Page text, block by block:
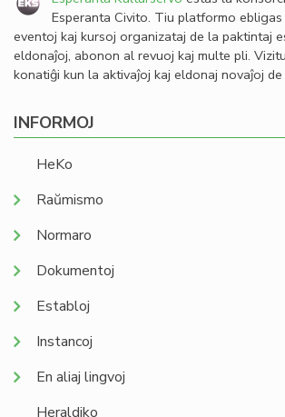
Esperanta Civito. Tiu platformo
eventoj kaj kursoj organizataj de la paktintaj
eldonaĵoj, abonon al revuoj kaj multe pli.
konatiĝi kun la aktivaĵoj kaj eldonaj novaĵoj
INFORMOJ
HeKo
Raŭmismo
Normaro
Dokumentoj
Establoj
Instancoj
En aliaj lingvoj
Heraldiko